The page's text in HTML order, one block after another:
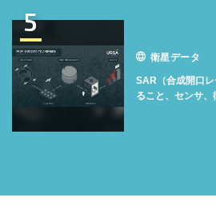
5
衛星データ
SAR（合成開口
ること、センサ、